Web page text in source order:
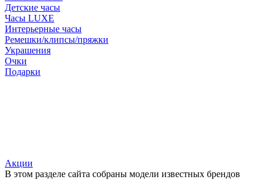
Детские часы
Часы LUXE
Интерьерные часы
Ремешки/клипсы/пряжки
Украшения
Очки
Подарки
Акции
В этом разделе сайта собраны модели известных брендов